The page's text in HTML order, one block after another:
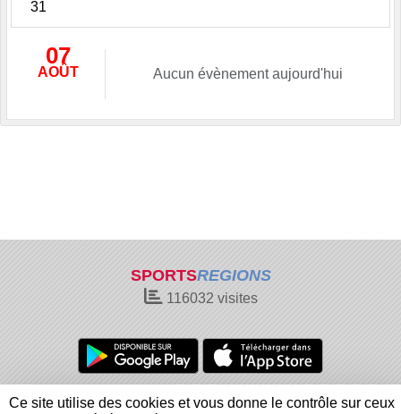
31
07
AOÛT Aucun évènement aujourd'hui
SPORTSREGIONS
116032 visites
Charte cookies
Gestion des cookies
Ce site utilise des cookies et vous donne le contrôle sur ceux